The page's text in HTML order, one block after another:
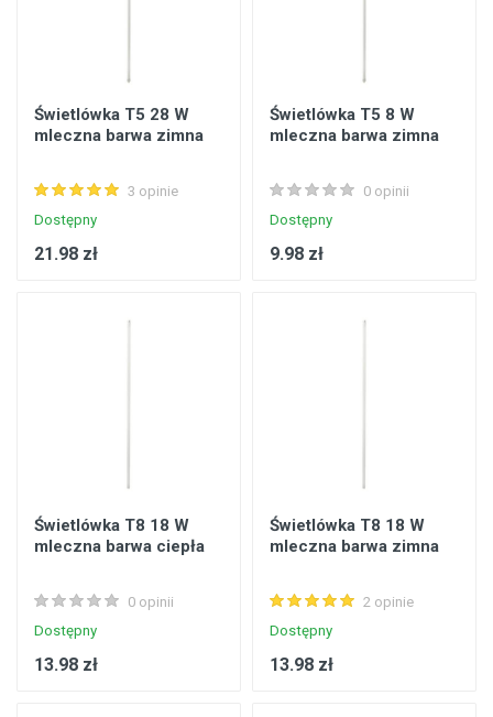
Świetlówka T5 28 W
mleczna barwa zimna
3 opinie
Dostępny
21.98 zł
Świetlówka T5 8 W
mleczna barwa zimna
0 opinii
Dostępny
9.98 zł
Świetlówka T8 18 W
mleczna barwa ciepła
0 opinii
Dostępny
13.98 zł
Świetlówka T8 18 W
mleczna barwa zimna
2 opinie
Dostępny
13.98 zł